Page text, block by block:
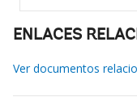
ENLACES
Ver documentos